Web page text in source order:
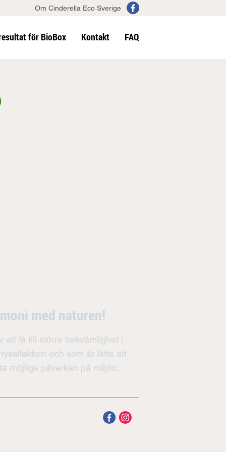
Om Cinderella Eco Sverige
för BioBox Kontakt FAQ
med naturen!
att få till större bekvämlighet i
och som är lätta att
möjliga påverkan på miljön.